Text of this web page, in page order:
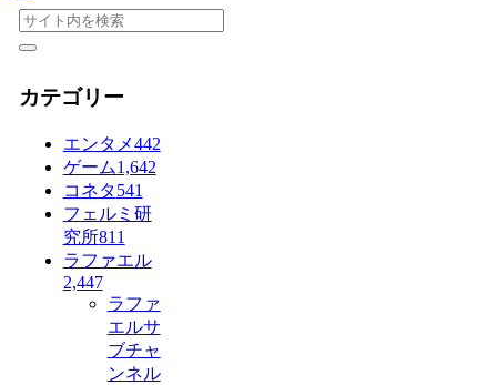
カテゴリー
エンタメ442
ゲーム1,642
コネタ541
フェルミ研
究所811
ラファエル
2,447
ラファ
エルサ
ブチャ
ンネル